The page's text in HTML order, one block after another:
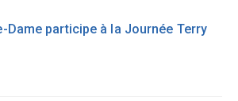
Dame participe à la Journée Terry